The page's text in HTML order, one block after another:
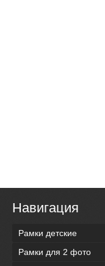
Навигация
Рамки детские
Рамки для 2 фото